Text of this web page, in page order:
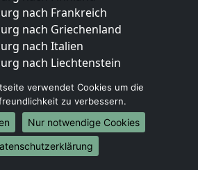
nach Frankreich
nach Griechenland
nach Italien
nach Liechtenstein
nach Niederlande
nach Norwegen
verwendet Cookies um die
zu verbessern.
Nur notwendige Cookies